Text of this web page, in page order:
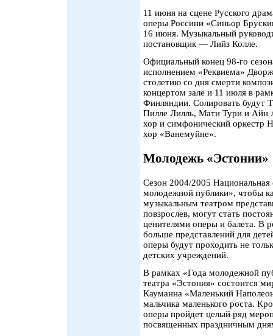
11 июня на сцене Русского
оперы Россини «Синьор
16 июня. Музыкальный
постановщик — Лийз Колле.
Официальный конец 98-го
исполнением «Реквиема»
столетию со дня смерти
концертом зале и 11 июля в
Финляндии. Солировать будут
Пилле Лилль, Мати Тури и Айн
хор и симфонический оркестр
хор «Ванемуйне».
Молодежь «Эстонии»
Сезон 2004/2005
молодежной публики», чтобы
музыкальным театром
повзрослев, могут стать
ценителями оперы и балета. В
больше представлений для
оперы будут проходить не
детских учреждений.
В рамках «Года молодежной
театра «Эстония» состоится
Кауманна «Маленький
мальчика маленького роста.
оперы пройдет целый ряд
посвященных праздничным